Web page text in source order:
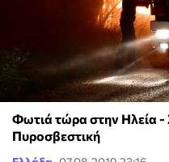
Φωτιά τώρα στην Ηλεία -
Πυροσβεστική